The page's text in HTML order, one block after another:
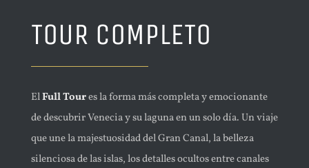
TOUR COMPLETO
ElFull Toures la forma más completa y emocionante
de descubrir Venecia y su laguna en un solo día. Un viaje
que une la majestuosidad del Gran Canal, la belleza
silenciosa de las islas, los detalles ocultos entre canales